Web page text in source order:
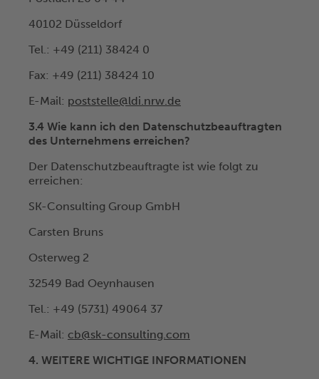
40102 Düsseldorf
Tel.: +49 (211) 38424 0
Fax: +49 (211) 38424 10
E-Mail: poststelle@ldi.nrw.de
3.4 Wie kann ich den Datenschutzbeauftragten
des Unternehmens erreichen?
Der Datenschutzbeauftragte ist wie folgt zu
erreichen:
SK-Consulting Group GmbH
Carsten Bruns
Osterweg 2
32549 Bad Oeynhausen
Tel.: +49 (5731) 49064 37
E-Mail: cb@sk-consulting.com
4. WEITERE WICHTIGE INFORMATIONEN